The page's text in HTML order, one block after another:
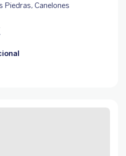
Piedras, Canelones